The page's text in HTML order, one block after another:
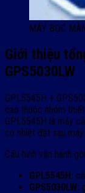
MÁY BỌC
Giới thiệu
GPS5030LW
GPL5545H +
cao thuộc nhóm
GPL5545H là máy
co nhiệt đặt sau
Cấu hình vận hành
GPL5545H:
GPS5030LW: